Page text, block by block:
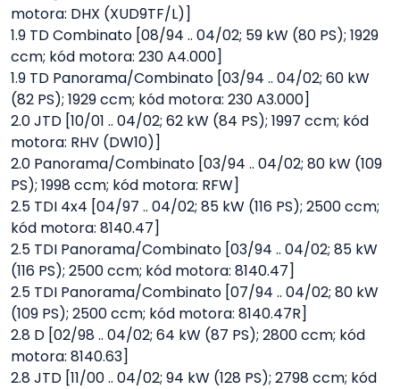
motora: DHX (XUD9TF/L)]
1.9 TD Combinato [08/94 .. 04/02; 59 kW (80 PS); 1929
ccm; kód motora: 230 A4.000]
1.9 TD Panorama/Combinato [03/94 .. 04/02; 60 kW
(82 PS); 1929 ccm; kód motora: 230 A3.000]
2.0 JTD [10/01 .. 04/02; 62 kW (84 PS); 1997 ccm; kód
motora: RHV (DW10)]
2.0 Panorama/Combinato [03/94 .. 04/02; 80 kW (109
PS); 1998 ccm; kód motora: RFW]
2.5 TDI 4x4 [04/97 .. 04/02; 85 kW (116 PS); 2500 ccm;
kód motora: 8140.47]
2.5 TDI Panorama/Combinato [03/94 .. 04/02; 85 kW
(116 PS); 2500 ccm; kód motora: 8140.47]
2.5 TDI Panorama/Combinato [07/94 .. 04/02; 80 kW
(109 PS); 2500 ccm; kód motora: 8140.47R]
2.8 D [02/98 .. 04/02; 64 kW (87 PS); 2800 ccm; kód
motora: 8140.63]
2.8 JTD [11/00 .. 04/02; 94 kW (128 PS); 2798 ccm; kód